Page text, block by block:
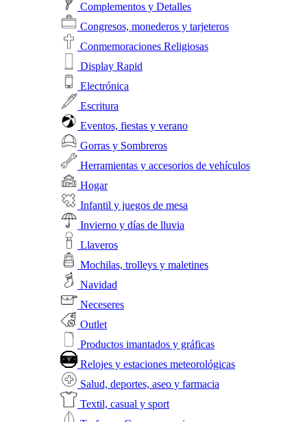
Complementos y Detalles
Congresos, monederos y tarjeteros
Conmemoraciones Religiosas
Display Rapid
Electrónica
Escritura
Eventos, fiestas y verano
Gorras y Sombreros
Herramientas y accesorios de vehículos
Hogar
Infantil y juegos de mesa
Invierno y días de lluvia
Llaveros
Mochilas, trolleys y maletines
Navidad
Neceseres
Outlet
Productos imantados y gráficas
Relojes y estaciones meteorológicas
Salud, deportes, aseo y farmacia
Textil, casual y sport